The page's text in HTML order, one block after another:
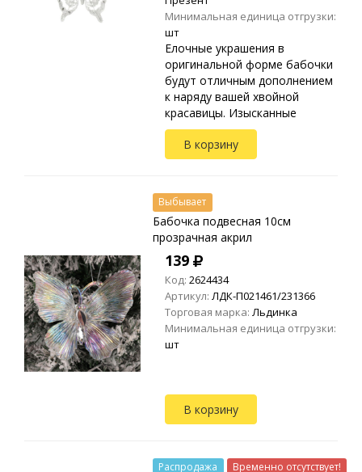
Минимальная единица отгрузки:
шт
Елочные украшения в
оригинальной форме бабочки
будут отличным дополнением
к наряду вашей хвойной
красавицы. Изысканные
крылышки, мастерски
выполненный дизайн не
оставит без внимания
В корзину
Выбывает
Бабочка подвесная 10см
прозрачная акрил
139
Код: 2624434
Артикул: ЛДК-П021461/231366
Торговая марка: Льдинка
Минимальная единица отгрузки:
шт
В корзину
Распродажа Временно отсутствует!